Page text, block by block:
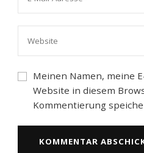
Meinen Namen, meine
Website in diesem
Kommentierung